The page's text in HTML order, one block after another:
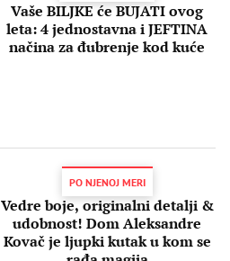
Vaše BILJKE će BUJATI ovog
leta: 4 jednostavna i JEFTINA
načina za đubrenje kod kuće
PO NJENOJ MERI
Vedre boje, originalni detalji &
udobnost! Dom Aleksandre
Kovač je ljupki kutak u kom se